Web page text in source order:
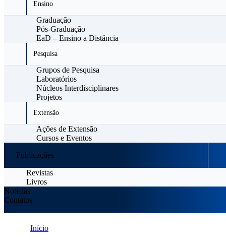
Ensino
Graduação
Pós-Graduação
EaD – Ensino a Distância
Pesquisa
Grupos de Pesquisa
Laboratórios
Núcleos Interdisciplinares
Projetos
Extensão
Ações de Extensão
Cursos e Eventos
Publicações
Revistas
Livros
Notícias
Contatos
Início